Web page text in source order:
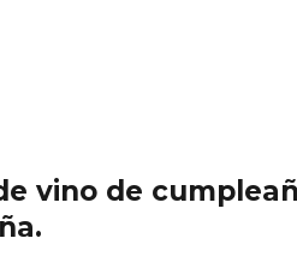
vino de